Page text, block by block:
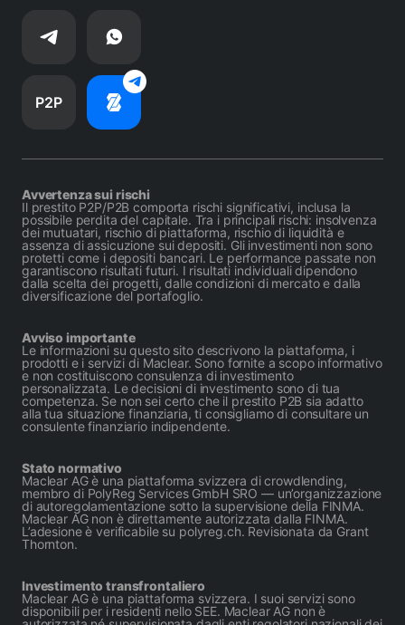
P2P
Avvertenza sui rischi
Il prestito P2P/P2B comporta rischi significativi, inclusa la
possibile perdita del capitale. Tra i principali rischi: insolvenza
dei mutuatari, rischio di piattaforma, rischio di liquidità e
assenza di assicuzione sui depositi. Gli investimenti non sono
protetti come i depositi bancari. Le performance passate non
garantiscono risultati futuri. I risultati individuali dipendono
dalla scelta dei progetti, dalle condizioni di mercato e dalla
diversificazione del portafoglio.
Avviso importante
Le informazioni su questo sito descrivono la piattaforma, i
prodotti e i servizi di Maclear. Sono fornite a scopo informativo
e non costituiscono consulenza di investimento
personalizzata. Le decisioni di investimento sono di tua
competenza. Se non sei certo che il prestito P2B sia adatto
alla tua situazione finanziaria, ti consigliamo di consultare un
consulente finanziario indipendente.
Stato normativo
Maclear AG è una piattaforma svizzera di crowdlending,
membro di PolyReg Services GmbH SRO — un’organizzazione
di autoregolamentazione sotto la supervisione della FINMA.
Maclear AG non è direttamente autorizzata dalla FINMA.
L’adesione è verificabile su polyreg.ch. Revisionata da Grant
Thornton.
Investimento transfrontaliero
Maclear AG è una piattaforma svizzera. I suoi servizi sono
disponibili per i residenti nello SEE. Maclear AG non è